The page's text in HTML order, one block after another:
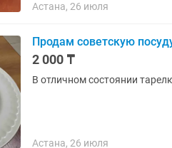
Астана, 26 июля
Продам советскую
2 000 ₸
В отличном состоянии
Астана, 26 июля